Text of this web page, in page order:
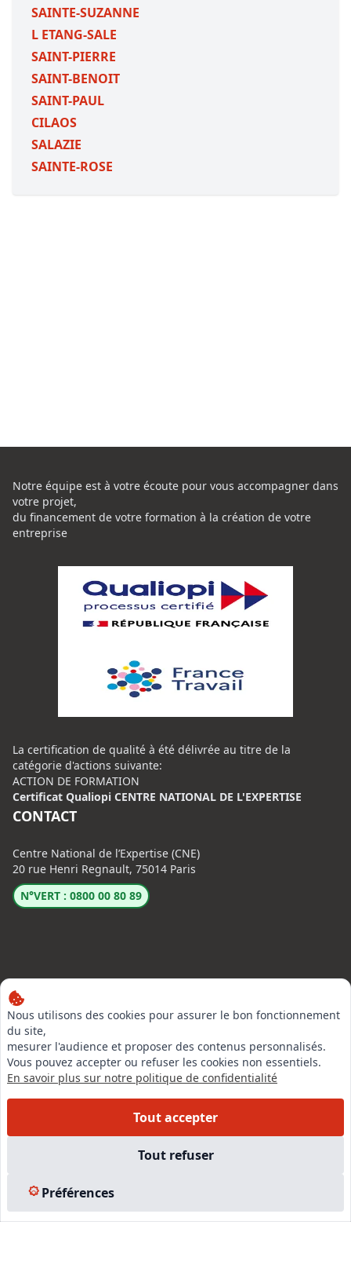
SAINTE-SUZANNE
L ETANG-SALE
SAINT-PIERRE
SAINT-BENOIT
SAINT-PAUL
CILAOS
SALAZIE
SAINTE-ROSE
Nous utilisons des cookies pour assurer le bon fonctionnement
du site,
mesurer l'audience et proposer des contenus personnalisés.
Vous pouvez accepter ou refuser les cookies non essentiels.
En savoir plus sur notre politique de confidentialité
Tout accepter
Tout refuser
Préférences
Notre équipe est à votre écoute pour vous accompagner dans
votre projet,
du financement de votre formation à la création de votre
entreprise
La certification de qualité à été délivrée au titre de la
catégorie d'actions suivante:
ACTION DE FORMATION
Certificat Qualiopi CENTRE NATIONAL DE L'EXPERTISE
CONTACT
Centre National de l’Expertise (CNE)
20 rue Henri Regnault, 75014 Paris
N°VERT : 0800 00 80 89
LinkedIn
Instagram
Facebook
Nous rejoindre
Partenaires
Autres missions